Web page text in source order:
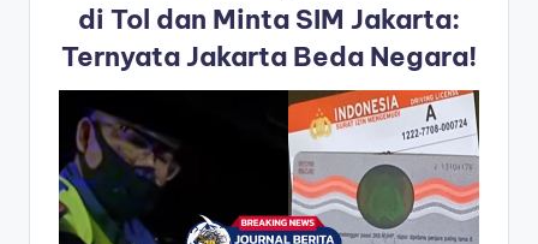
di Tol dan Minta SIM Jakarta:
Ternyata Jakarta Beda Negara!